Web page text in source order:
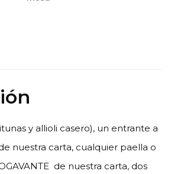
y allioli casero), un entrante a
nuestra carta, cualquier paella o
de nuestra carta, dos